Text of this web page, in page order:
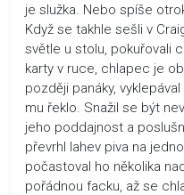
je služka. Nebo spíše
Když se takhle sešli v
světle u stolu, pokuřovali
karty v ruce, chlapec je
později panáky,
mu řeklo. Snažil se být
jeho poddajnost a
převrhl lahev piva na
počastoval ho několika
pořádnou facku, až se